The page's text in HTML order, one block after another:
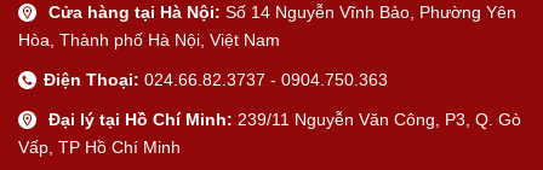
Cửa hàng tại Hà Nội: Số 14 Nguyễn Vĩnh Bảo, Phường Yên
Hòa, Thành phố Hà Nội, Việt Nam
Điện Thoại: 024.66.82.3737 - 0904.750.363
Đại lý tại Hồ Chí Minh: 239/11 Nguyễn Văn Công, P3, Q. Gò
Vấp, TP Hồ Chí Minh